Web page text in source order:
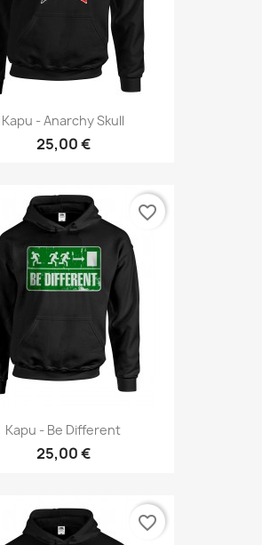
Kapu - Anarchy Skull
25,00 €
Kapu - Be Different
25,00 €
favorite_border
favorite_border